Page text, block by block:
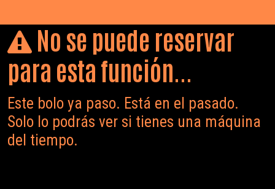
No se puede reservar
para esta función...
Este bolo ya paso. Está en el pasado.
Solo lo podrás ver si tienes una máquina
del tiempo.